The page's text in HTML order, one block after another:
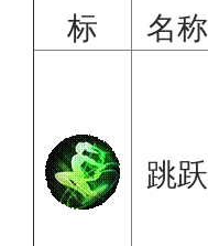
标
名称
跳跃